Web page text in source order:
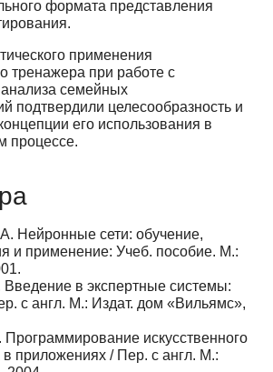
формата представления
применения
тренажера при работе с
семейных
подтвердили целесообразность и
его использования в
процессе.
Нейронные сети: обучение,
и применение: Учеб. пособие. М.:
в экспертные системы:
с англ. М.: Издат. дом «Вильямс»,
искусственного
в приложениях / Пер. с англ. М.: